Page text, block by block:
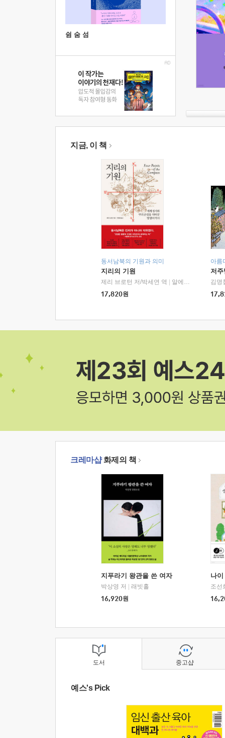
쉼 숨 섬
지금, 이 책
동서남북의 기원과 의미
지리의 기원
제리 브로턴 저/박세연 역
알에이치코리아(RHK)
17,820원
아름
저
김명
크레마샵화제의 책
지푸라기 왕관을 쓴 여자
박상영 저
래빗홀
16,920원
나
조선
도서
예스's Pick
중고샵